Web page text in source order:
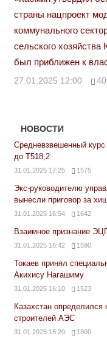
страны нацпроект
коммунального
сельского
был приближен к
27.01.2025 12:00
НОВОСТИ
Средневзвешенный
до Т518,2
31.01.2025 17:25 1575
Экс-руководителю
вынесли приговор за
31.01.2025 16:54 1642
Взаимное признание
31.01.2025 16:42 1590
Токаев принял
Акихису Нагашиму
31.01.2025 16:10 1523
Казахстан
строителей АЭС
31.01.2025 15:20 1800